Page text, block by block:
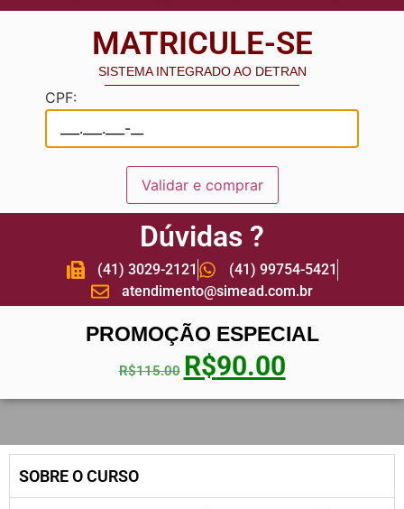
MATRICULE-SE
SISTEMA INTEGRADO AO DETRAN
CPF:
Validar e comprar
Dúvidas ?
(41) 3029-2121
(41) 99754-5421
atendimento@simead.com.br
PROMOÇÃO ESPECIAL
R$115.00 R$90.00
SOBRE O CURSO